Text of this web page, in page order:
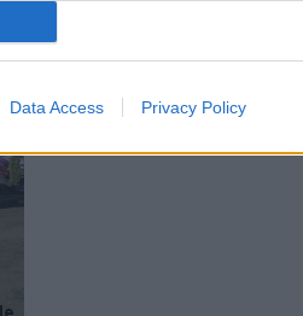
Data Access Privacy Policy